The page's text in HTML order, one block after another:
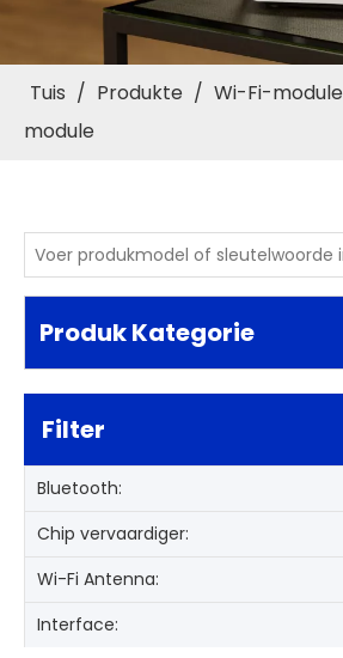
Tuis / Produkte / Wi-Fi-module
module
Produk Kategorie
Filter
Bluetooth:
Chip vervaardiger:
Wi-Fi Antenna:
Interface: